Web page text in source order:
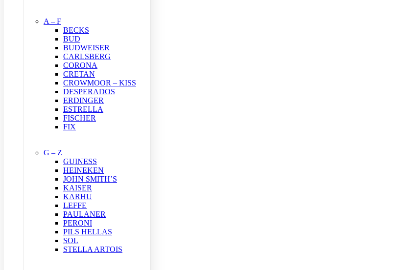
A – F
BECKS
BUD
BUDWEISER
CARLSBERG
CORONA
CRETAN
CROWMOOR – KISS
DESPERADOS
ERDINGER
ESTRELLA
FISCHER
FIX
G – Z
GUINESS
HEINEKEN
JOHN SMITH’S
KAISER
KARHU
LEFFE
PAULANER
PERONI
PILS HELLAS
SOL
STELLA ARTOIS